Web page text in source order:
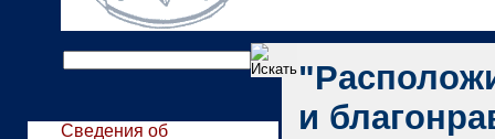
Сведения об
и